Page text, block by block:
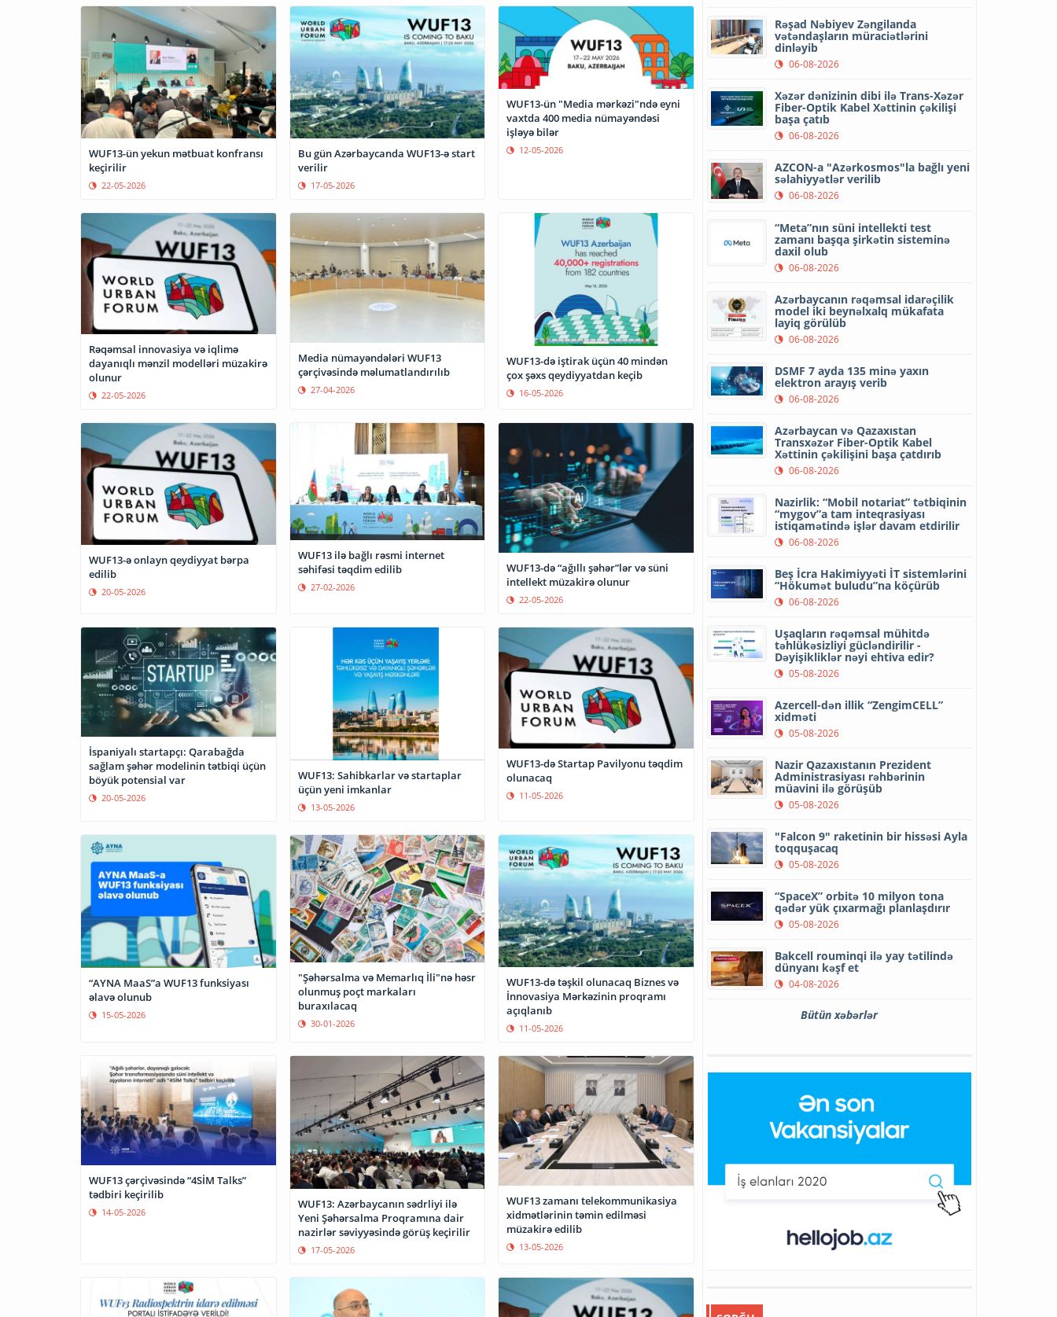
WUF13-ün yekun mətbuat konfransı
keçirilir
22-05-2026
Bu gün Azərbaycanda WUF13-ə start
verilir
17-05-2026
WUF13-ün "Media mərkəzi"ndə eyni
vaxtda 400 media nümayəndəsi
işləyə bilər
12-05-2026
Rəqəmsal innovasiya və iqlimə
dayanıqlı mənzil modelləri müzakirə
olunur
22-05-2026
Media nümayəndələri WUF13
çərçivəsində məlumatlandırılıb
27-04-2026
WUF13-də iştirak üçün 40 mindən
çox şəxs qeydiyyatdan keçib
16-05-2026
WUF13-ə onlayn qeydiyyat bərpa
edilib
20-05-2026
WUF13 ilə bağlı rəsmi internet
səhifəsi təqdim edilib
27-02-2026
WUF13-də “ağıllı şəhər”lər və süni
intellekt müzakirə olunur
22-05-2026
İspaniyalı startapçı: Qarabağda
sağlam şəhər modelinin tətbiqi üçün
böyük potensial var
20-05-2026
WUF13: Sahibkarlar və startaplar
üçün yeni imkanlar
13-05-2026
WUF13-də Startap Pavilyonu təqdim
olunacaq
11-05-2026
“AYNA MaaS”a WUF13 funksiyası
əlavə olunub
15-05-2026
"Şəhərsalma və Memarlıq İli"nə həsr
olunmuş poçt markaları
buraxılacaq
30-01-2026
WUF13-də təşkil olunacaq Biznes və
İnnovasiya Mərkəzinin proqramı
açıqlanıb
11-05-2026
WUF13 çərçivəsində “4SİM Talks”
tədbiri keçirilib
14-05-2026
WUF13: Azərbaycanın sədrliyi ilə
Yeni Şəhərsalma Proqramına dair
nazirlər səviyyəsində görüş keçirilir
17-05-2026
WUF13 zamanı telekommunikasiya
xidmətlərinin təmin edilməsi
müzakirə edilib
13-05-2026
Rəşad Nəbiyev Zəngilanda
vətəndaşların müraciətlərini
dinləyib
06-08-2026
Xəzər dənizinin dibi ilə Trans-Xəzər
Fiber-Optik Kabel Xəttinin çəkilişi
başa çatıb
06-08-2026
AZCON-a "Azərkosmos"la bağlı yeni
səlahiyyətlər verilib
06-08-2026
“Meta”nın süni intellekti test
zamanı başqa şirkətin sisteminə
daxil olub
06-08-2026
Azərbaycanın rəqəmsal idarəçilik
model iki beynəlxalq mükafata
layiq görülüb
06-08-2026
DSMF 7 ayda 135 minə yaxın
elektron arayış verib
06-08-2026
Azərbaycan və Qazaxıstan
Transxəzər Fiber-Optik Kabel
Xəttinin çəkilişini başa çatdırıb
06-08-2026
Nazirlik: “Mobil notariat” tətbiqinin
“mygov”a tam inteqrasiyası
istiqamətində işlər davam etdirilir
06-08-2026
Beş İcra Hakimiyyəti İT sistemlərini
“Hökumət buludu”na köçürüb
06-08-2026
Uşaqların rəqəmsal mühitdə
təhlükəsizliyi gücləndirilir -
Dəyişikliklər nəyi ehtiva edir?
05-08-2026
Azercell-dən illik “ZengimCELL”
xidməti
05-08-2026
Nazir Qazaxıstanın Prezident
Administrasiyası rəhbərinin
müavini ilə görüşüb
05-08-2026
"Falcon 9" raketinin bir hissəsi Ayla
toqquşacaq
05-08-2026
“SpaceX” orbitə 10 milyon tona
qədər yük çıxarmağı planlaşdırır
05-08-2026
Bakcell rouminqi ilə yay tətilində
dünyanı kəşf et
04-08-2026
Bütün xəbərlər